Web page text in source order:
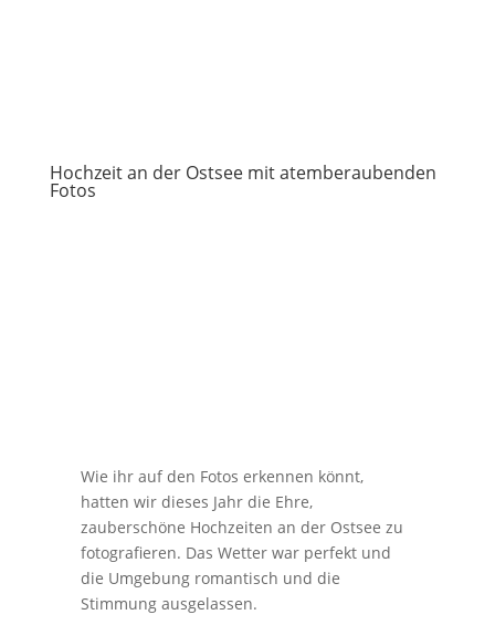
Hochzeit an der Ostsee mit atemberaubenden
Fotos
Wie ihr auf den Fotos erkennen könnt,
hatten wir dieses Jahr die Ehre,
zauberschöne Hochzeiten an der Ostsee zu
fotografieren. Das Wetter war perfekt und
die Umgebung romantisch und die
Stimmung ausgelassen.